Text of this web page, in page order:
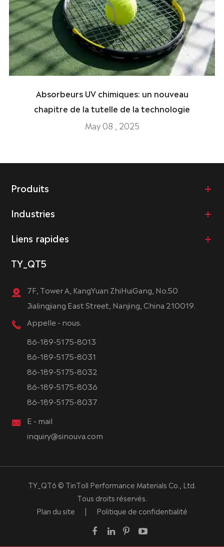
Absorbeurs UV chimiques: un nouveau
chapitre de la tutelle de la technologie
May 08 , 2025
Produits
Industries
Liens rapides
TY_QT5
7F, Tower A, KangYuan ZhiHuiGang, No.50
Jialingjiang East Street, Nanjing, China 210019.
Appelle - nous.
86-189-5175-8013
86-189-5175-8031
86-189-5175-8032
86-189-5175-8036
86-189-5175-8037
E - mail
inquiry@sinouva.com
TY_QT6 © TinToll Performance Materials Co., Ltd.
Tous droits réservés.
Plan du site
| Politique de confidentialité